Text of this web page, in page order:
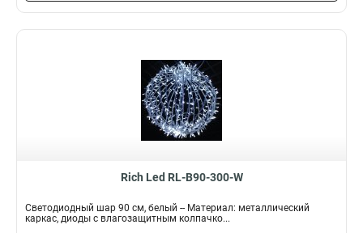
Rich Led RL-B90-300-W
Светодиодный шар 90 см, белый -- Материал: металлический
каркас, диоды с влагозащитным колпачко...